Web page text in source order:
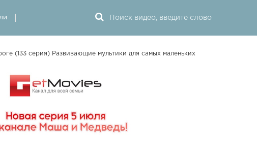
(133 серия) Развивающие мультики для самых маленьких